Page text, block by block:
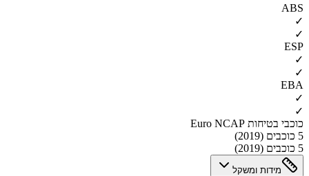
ABS
✓
✓
ESP
✓
✓
EBA
✓
✓
כוכבי בטיחות Euro NCAP
5 כוכבים (2019)
5 כוכבים (2019)
מידות ומשקל